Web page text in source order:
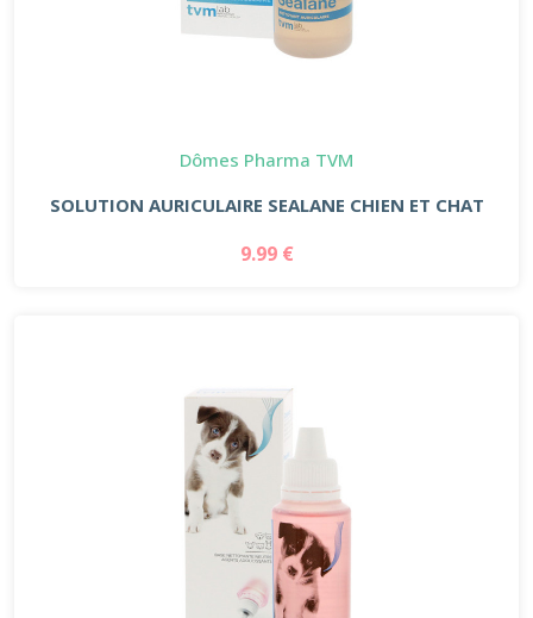
Dômes Pharma TVM
SOLUTION AURICULAIRE SEALANE CHIEN ET CHAT
9.99 €